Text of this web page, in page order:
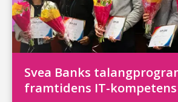
Svea Banks
framtidens IT-kompetens